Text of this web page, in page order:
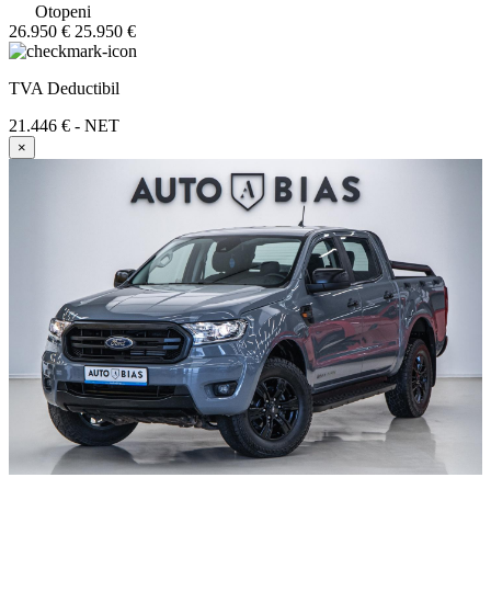
Otopeni
26.950 € 25.950 €
TVA Deductibil
21.446 € - NET
×